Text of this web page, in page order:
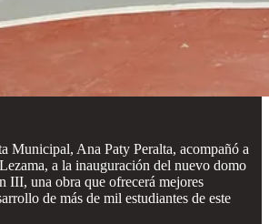
Municipal, Ana Paty Peralta, acompañó a
a la inauguración del nuevo domo
III, una obra que ofrecerá mejores
de más de mil estudiantes de este